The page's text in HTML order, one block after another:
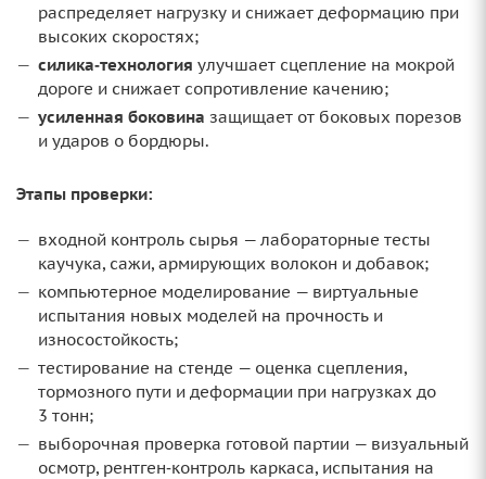
распределяет нагрузку и снижает деформацию при
высоких скоростях;
силика‑технология улучшает сцепление на мокрой
дороге и снижает сопротивление качению;
усиленная боковина защищает от боковых порезов
и ударов о бордюры.
Этапы проверки:
входной контроль сырья — лабораторные тесты
каучука, сажи, армирующих волокон и добавок;
компьютерное моделирование — виртуальные
испытания новых моделей на прочность и
износостойкость;
тестирование на стенде — оценка сцепления,
тормозного пути и деформации при нагрузках до
3 тонн;
выборочная проверка готовой партии — визуальный
осмотр, рентген‑контроль каркаса, испытания на